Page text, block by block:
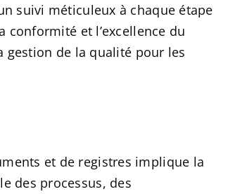
suivi méticuleux à chaque étape
et l’excellence du
de la qualité pour les
et de registres implique la
des processus, des